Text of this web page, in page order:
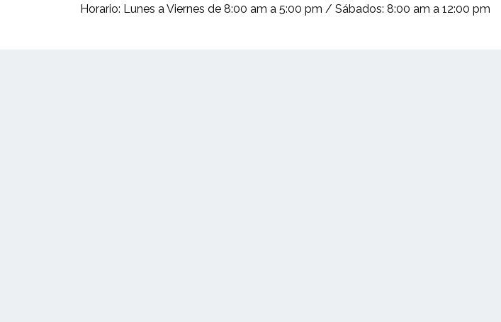
Horario: Lunes a Viernes de 8:00 am a 5:00 pm / Sábados: 8:00 am a 12:00 pm